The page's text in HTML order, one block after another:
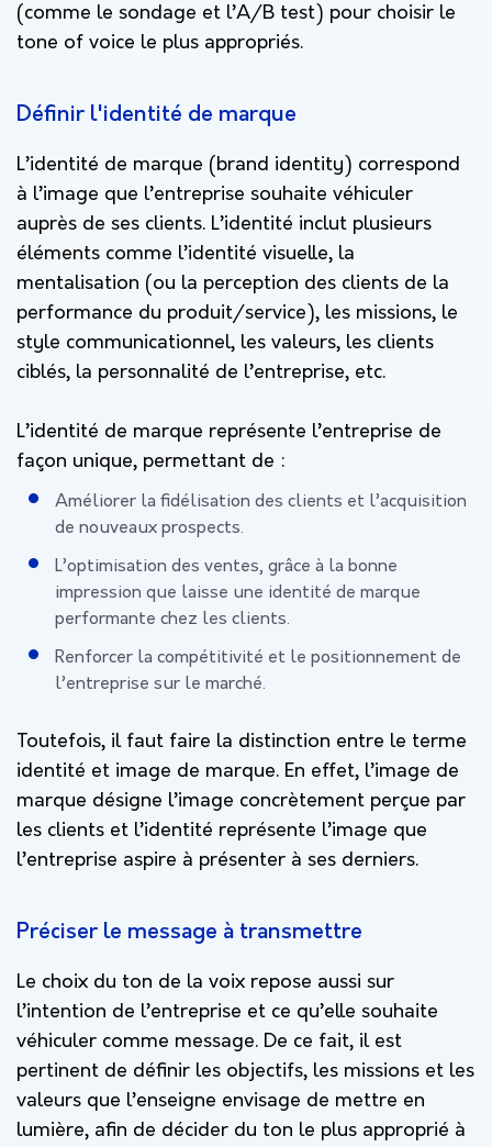
(comme le sondage et l’A/B test) pour choisir le
tone of voice le plus appropriés.
Définir l'identité de marque
L’identité de marque (brand identity) correspond
à l’image que l’entreprise souhaite véhiculer
auprès de ses clients. L’identité inclut plusieurs
éléments comme l’identité visuelle, la
mentalisation (ou la perception des clients de la
performance du produit/service), les missions, le
style communicationnel, les valeurs, les clients
ciblés, la personnalité de l’entreprise, etc.
L’identité de marque représente l’entreprise de
façon unique, permettant de :
Améliorer la fidélisation des clients et l’acquisition
de nouveaux prospects.
L’optimisation des ventes, grâce à la bonne
impression que laisse une identité de marque
performante chez les clients.
Renforcer la compétitivité et le positionnement de
l’entreprise sur le marché.
Toutefois, il faut faire la distinction entre le terme
identité et image de marque. En effet, l’image de
marque désigne l’image concrètement perçue par
les clients et l’identité représente l’image que
l’entreprise aspire à présenter à ses derniers.
Préciser le message à transmettre
Le choix du ton de la voix repose aussi sur
l’intention de l’entreprise et ce qu’elle souhaite
véhiculer comme message. De ce fait, il est
pertinent de définir les objectifs, les missions et les
valeurs que l’enseigne envisage de mettre en
lumière, afin de décider du ton le plus approprié à